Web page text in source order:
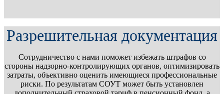
Разрешительная документация
Сотрудничество с нами поможет избежать штрафов со
стороны надзорно-контролирующих органов, оптимизировать
затраты, объективно оценить имеющиеся профессиональные
риски. По результатам СОУТ может быть установлен